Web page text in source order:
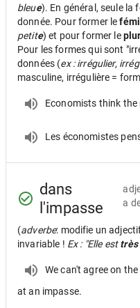
bleue). En général, seule la
donnée. Pour former le
petite) et pour former le
Pour les formes qui sont
données (ex : irrégulier,
masculine, irrégulière =
Economists think the
Les économistes
dans
l'impasse
a
(adverbe: modifie un
invariable ! Ex : "Elle esttrès
We can't agree on
at an impasse.